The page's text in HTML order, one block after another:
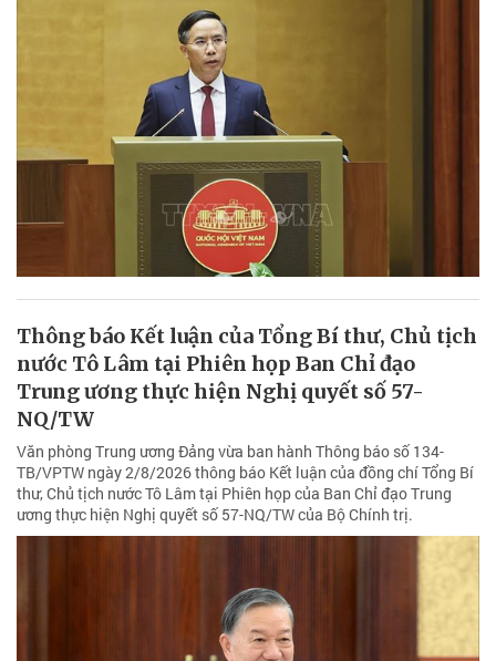
Thông báo Kết luận của Tổng Bí thư, Chủ tịch
nước Tô Lâm tại Phiên họp Ban Chỉ đạo
Trung ương thực hiện Nghị quyết số 57-
NQ/TW
Văn phòng Trung ương Đảng vừa ban hành Thông báo số 134-
TB/VPTW ngày 2/8/2026 thông báo Kết luận của đồng chí Tổng Bí
thư, Chủ tịch nước Tô Lâm tại Phiên họp của Ban Chỉ đạo Trung
ương thực hiện Nghị quyết số 57-NQ/TW của Bộ Chính trị.